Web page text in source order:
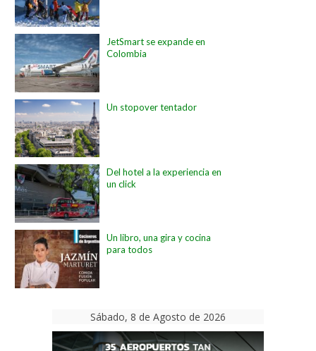
JetSmart se expande en
Colombia
Un stopover tentador
Del hotel a la experiencia en
un click
Un libro, una gira y cocina
para todos
Sábado, 8 de Agosto de 2026